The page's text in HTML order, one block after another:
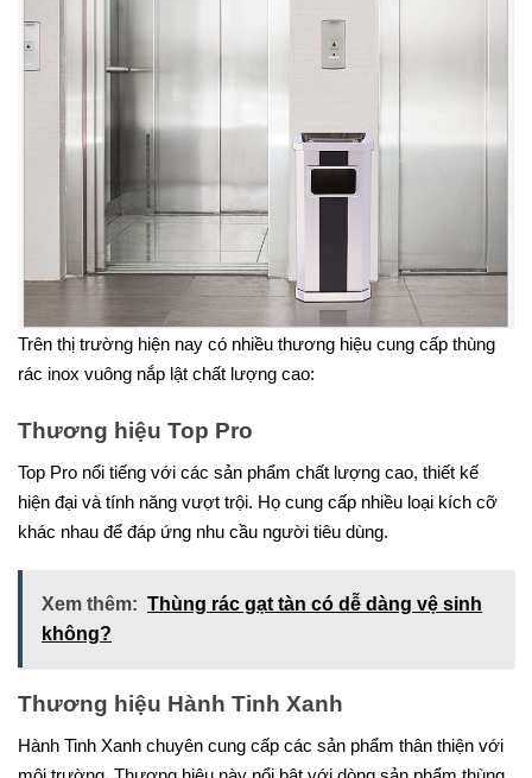
Trên thị trường hiện nay có nhiều thương hiệu cung cấp thùng
rác inox vuông nắp lật chất lượng cao:
Thương hiệu Top Pro
Top Pro nổi tiếng với các sản phẩm chất lượng cao, thiết kế
hiện đại và tính năng vượt trội. Họ cung cấp nhiều loại kích cỡ
khác nhau để đáp ứng nhu cầu người tiêu dùng.
Xem thêm: Thùng rác gạt tàn có dễ dàng vệ sinh
không?
Thương hiệu Hành Tinh Xanh
Hành Tinh Xanh chuyên cung cấp các sản phẩm thân thiện với